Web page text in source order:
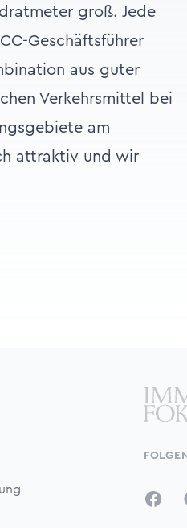
groß. Jede
Geschäftsführer
aus guter
Verkehrsmittel bei
am
attraktiv und wir